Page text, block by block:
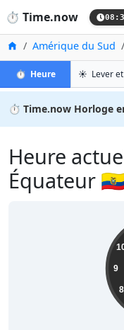
⏱️ Time.now
Accueil
Amérique du Sud
⏱️ Heureà Passage
☀️
⏱️ Time.now Horloge
Heure
Équateur
8
9